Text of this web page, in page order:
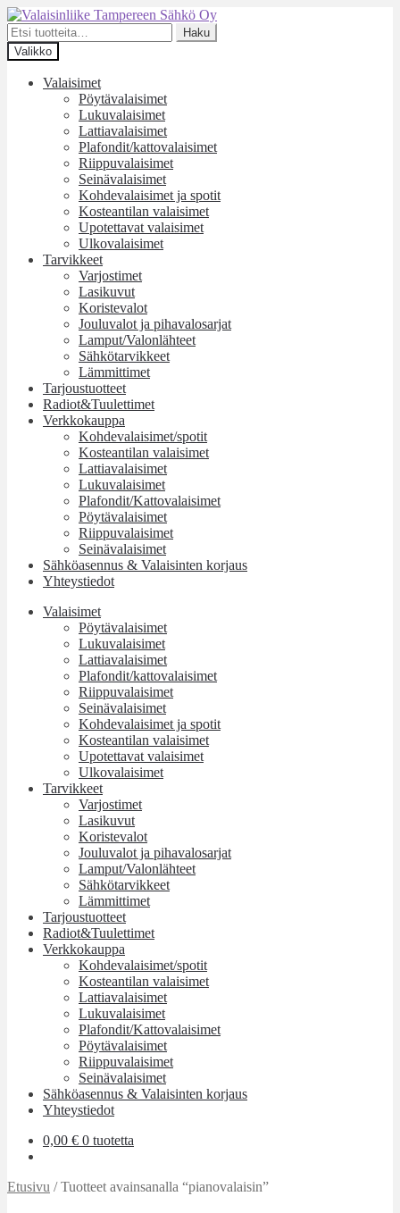
Siirry
navigointiin
Siirry
sisältöön
Etsi:
Haku
Valikko
Valaisimet
Pöytävalaisimet
Lukuvalaisimet
Lattiavalaisimet
Plafondit/kattovalaisimet
Riippuvalaisimet
Seinävalaisimet
Kohdevalaisimet ja spotit
Kosteantilan valaisimet
Upotettavat valaisimet
Ulkovalaisimet
Tarvikkeet
Varjostimet
Lasikuvut
Koristevalot
Jouluvalot ja pihavalosarjat
Lamput/Valonlähteet
Sähkötarvikkeet
Lämmittimet
Tarjoustuotteet
Radiot&Tuulettimet
Verkkokauppa
Kohdevalaisimet/spotit
Kosteantilan valaisimet
Lattiavalaisimet
Lukuvalaisimet
Plafondit/Kattovalaisimet
Pöytävalaisimet
Riippuvalaisimet
Seinävalaisimet
Sähköasennus & Valaisinten korjaus
Yhteystiedot
Valaisimet
Pöytävalaisimet
Lukuvalaisimet
Lattiavalaisimet
Plafondit/kattovalaisimet
Riippuvalaisimet
Seinävalaisimet
Kohdevalaisimet ja spotit
Kosteantilan valaisimet
Upotettavat valaisimet
Ulkovalaisimet
Tarvikkeet
Varjostimet
Lasikuvut
Koristevalot
Jouluvalot ja pihavalosarjat
Lamput/Valonlähteet
Sähkötarvikkeet
Lämmittimet
Tarjoustuotteet
Radiot&Tuulettimet
Verkkokauppa
Kohdevalaisimet/spotit
Kosteantilan valaisimet
Lattiavalaisimet
Lukuvalaisimet
Plafondit/Kattovalaisimet
Pöytävalaisimet
Riippuvalaisimet
Seinävalaisimet
Sähköasennus & Valaisinten korjaus
Yhteystiedot
0,00 € 0 tuotetta
Etusivu /Tuotteet avainsanalla “pianovalaisin”